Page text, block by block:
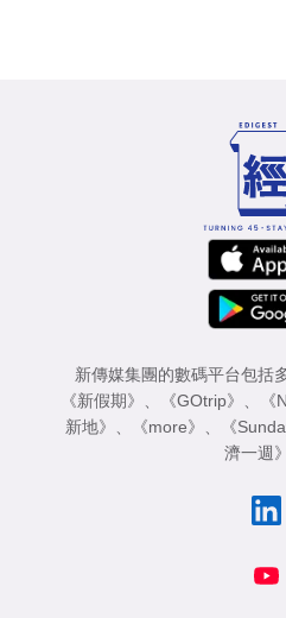
新傳媒集團的數碼平台包括
《新假期》
《GOtrip》
新地》
《more》 《
濟一週》